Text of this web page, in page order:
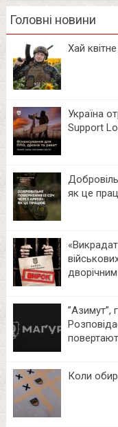
Головні новини
Хай
Україна
Support
як це
⁨”Азимут”,
Коли